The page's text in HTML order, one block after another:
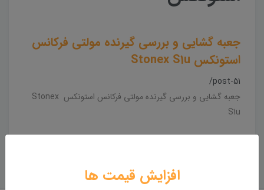
جعبه گشایی و بررسی گیرنده مولتی فرکانس
استونکس Stonex S1u
/post-51
جعبه گشایی و بررسی گیرنده مولتی فرکانس استونکس Stonex
S1u
افزایش قیمت ها